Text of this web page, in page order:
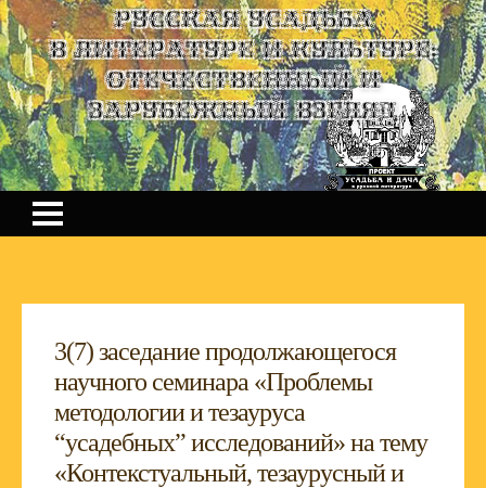
Русская усадьба
в литературе и культуре:
отечественный и
зарубежный взгляд
3(7) заседание продолжающегося
научного семинара «Проблемы
методологии и тезауруса
“усадебных” исследований» на тему
«Контекстуальный, тезаурусный и